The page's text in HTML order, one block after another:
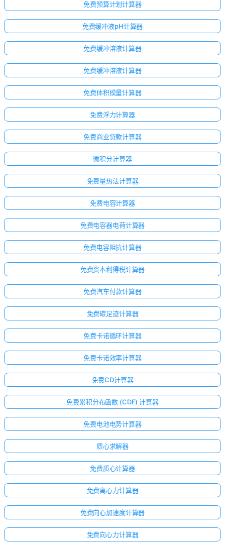
问
提
出
您
的
第
一
个
问
题
免费预算计划计算器
免费缓冲液pH计算器
免费缓冲溶液计算器
免费缓冲溶液计算器
免费体积模量计算器
免费浮力计算器
免费商业贷款计算器
微积分计算器
免费量热法计算器
免费电容计算器
免费电容器电荷计算器
免费电容阻抗计算器
免费资本利得税计算器
免费汽车付款计算器
免费碳足迹计算器
免费卡诺循环计算器
免费卡诺效率计算器
免费CD计算器
免费累积分布函数 (CDF) 计算器
免费电池电势计算器
质心求解器
免费质心计算器
免费离心力计算器
免费向心加速度计算器
免费向心力计算器